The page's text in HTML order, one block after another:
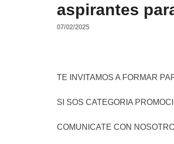
aspirantes
07/02/2025
TE INVITAMOS A FORMAR
SI SOS CATEGORIA
COMUNICATE CON